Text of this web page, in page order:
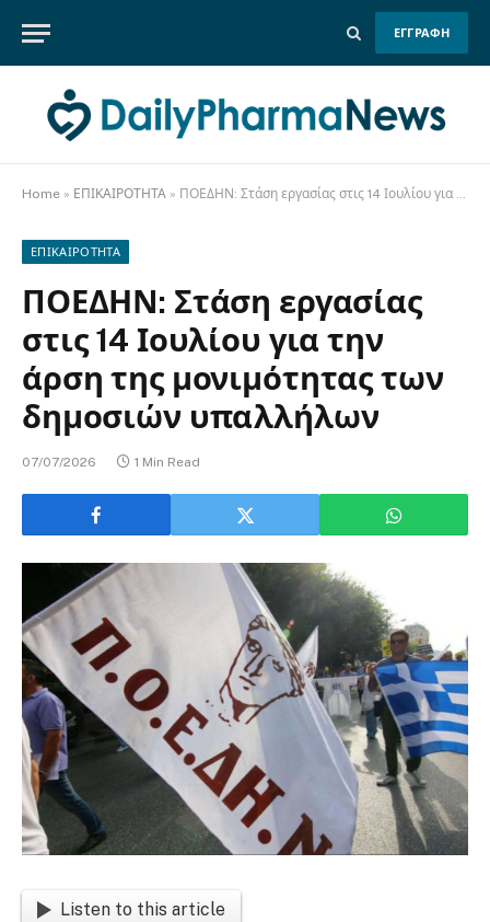
ΕΓΓΡΑΦΗ
Home » ΕΠΙΚΑΙΡΟΤΗΤΑ » ΠΟΕΔΗΝ: Στάση εργασίας στις 14 Ιουλίου για την άρση της μονιμότητας των δημοσιών υπαλλήλων
ΕΠΙΚΑΙΡΟΤΗΤΑ
ΠΟΕΔΗΝ: Στάση εργασίας
στις 14 Ιουλίου για την
άρση της μονιμότητας των
δημοσιών υπαλλήλων
07/07/2026 1 Min Read
Listen to this article